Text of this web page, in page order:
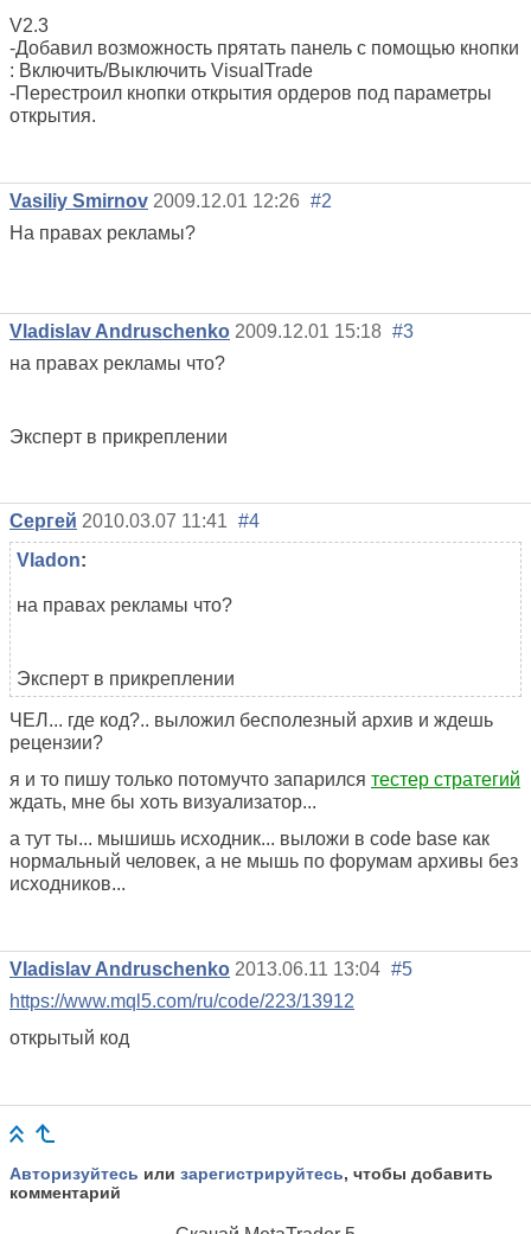
V2.3
-Добавил возможность прятать панель с помощью кнопки
: Включить/Выключить VisualTrade
-Перестроил кнопки открытия ордеров под параметры
открытия.
Vasiliy Smirnov 2009.12.01 12:26 #2
На правах рекламы?
Vladislav Andruschenko 2009.12.01 15:18 #3
на правах рекламы что?
Эксперт в прикреплении
Сергей 2010.03.07 11:41 #4
Vladon:
на правах рекламы что?
Эксперт в прикреплении
ЧЕЛ... где код?.. выложил бесполезный архив и ждешь
рецензии?
я и то пишу только потомучто запарился тестер стратегий
ждать, мне бы хоть визуализатор...
а тут ты... мышишь исходник... выложи в code base как
нормальный человек, а не мышь по форумам архивы без
исходников...
Vladislav Andruschenko 2013.06.11 13:04 #5
https://www.mql5.com/ru/code/223/13912
открытый код
Авторизуйтесь или зарегистрируйтесь, чтобы добавить
комментарий